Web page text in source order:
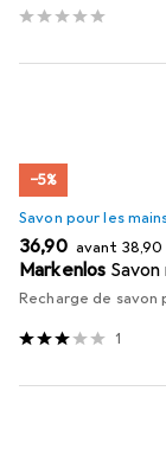
−5%
Savon pour les
EUR
36,90 avant EUR
38,90
Markenlos
Recharge de savon
1